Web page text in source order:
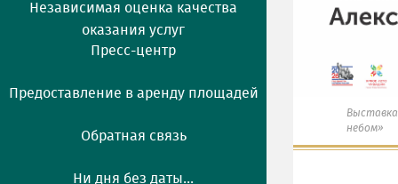
Независимая оценка качества
оказания услуг
Пресс-центр
Предоставление в аренду площадей
Обратная связь
Ни дня без даты...
небом»